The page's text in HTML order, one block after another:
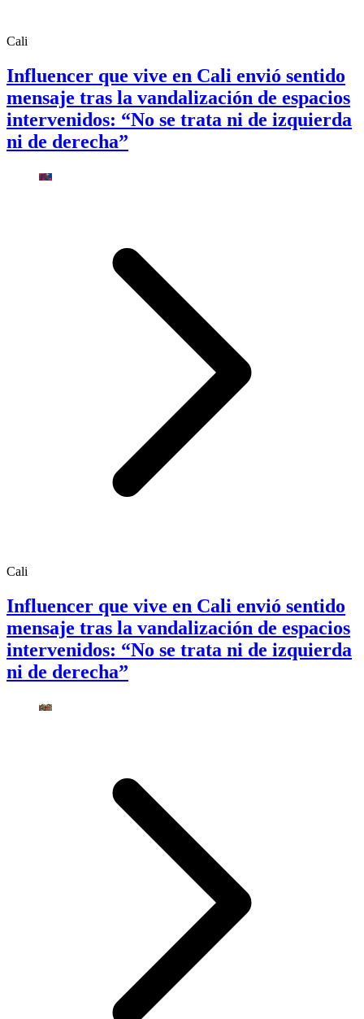
Cali
Influencer que vive en Cali envió sentido
mensaje tras la vandalización de espacios
intervenidos: “No se trata ni de izquierda
ni de derecha”
Cali
Influencer que vive en Cali envió sentido
mensaje tras la vandalización de espacios
intervenidos: “No se trata ni de izquierda
ni de derecha”